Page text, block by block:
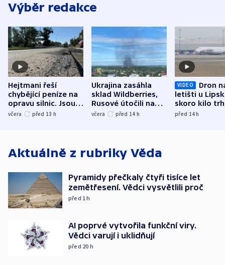
Výběr redakce
Hejtmani řeší
chybějící peníze na
opravu silnic. Jsou
nenárokové, namítá
včera před 13 h
Ukrajina zasáhla
sklad Wildberries,
Rusové útočili na
trh, hasiče či
včera před 14 h
VIDEO
Dron
letišti u
skoro kilo
indicie
před 14h
Aktuálně z rubriky Věda
Pyramidy přečkaly čtyři tisíce let
zemětřesení. Vědci vysvětlili proč
před 1h
AI poprvé vytvořila funkční viry.
Vědci varují i uklidňují
před 20 h